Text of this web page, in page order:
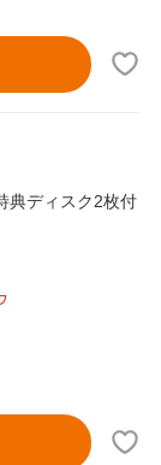
典ディスク2枚付